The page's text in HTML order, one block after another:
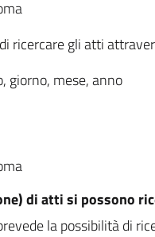
ricercare gli atti
giorno, mese, anno
di atti si possono
la possibilità di